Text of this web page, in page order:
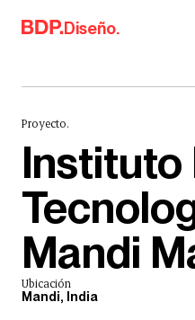
Skip to content
Diseño.
Proyecto.
Instituto
Mandi
Ubicación
Mandi, India